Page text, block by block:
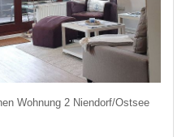
Wohnung 2 Niendorf/Ostsee